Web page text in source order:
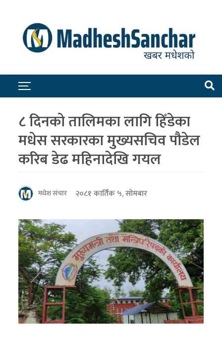
८ दिनको तालिमका लागि हिँडेका
मधेस सरकारका मुख्यसचिव पौडेल
करिब डेढ महिनादेखि गयल
मधेश संचार २०८१ कार्तिक ५, सोमबार